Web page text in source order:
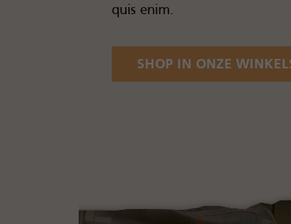
quis enim.
SHOP IN ONZE